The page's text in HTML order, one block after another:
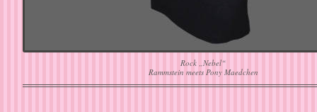
Rock „Nebel“
Rammstein meets Pony Maedchen